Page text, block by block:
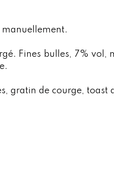
manuellement.
Fines bulles, 7% vol,
gratin de courge, toast